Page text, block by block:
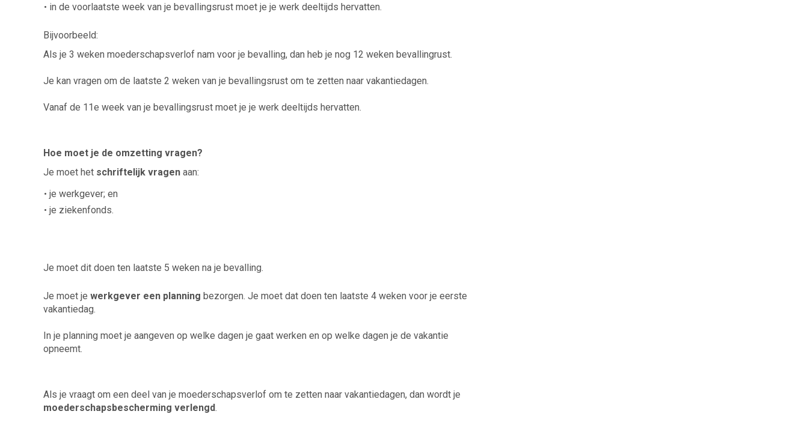
in de voorlaatste week van je bevallingsrust moet je je werk deeltijds hervatten.
Bijvoorbeeld:
Als je 3 weken moederschapsverlof nam voor je bevalling, dan heb je nog 12 weken bevallingrust.
Je kan vragen om de laatste 2 weken van je bevallingsrust om te zetten naar vakantiedagen.
Vanaf de 11e week van je bevallingsrust moet je je werk deeltijds hervatten.
Hoe moet je de omzetting vragen?
Je moet het schriftelijk vragen aan:
je werkgever; en
je ziekenfonds.
Je moet dit doen ten laatste 5 weken na je bevalling.
Je moet je werkgever een planning bezorgen. Je moet dat doen ten laatste 4 weken voor je eerste
vakantiedag.
In je planning moet je aangeven op welke dagen je gaat werken en op welke dagen je de vakantie
opneemt.
Als je vraagt om een deel van je moederschapsverlof om te zetten naar vakantiedagen, dan wordt je
moederschapsbescherming verlengd.